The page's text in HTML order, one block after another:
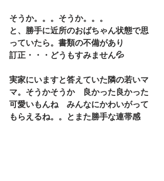
そうか。。。そうか。。。
と、勝手に近所のおばちゃん状態で思
っていたら。書類の不備があり
訂正・・・どうもすみません💦
実家にいますと答えていた隣の若いマ
マ。そうかそうか　良かった良かった
可愛いもんね　みんなにかわいがって
もらえるね。。とまた勝手な連帯感